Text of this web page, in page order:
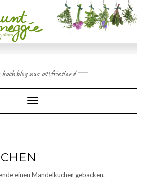
kochblog aus ostfriesland
Toggle Navigation
einen Mandelkuchen gebacken.